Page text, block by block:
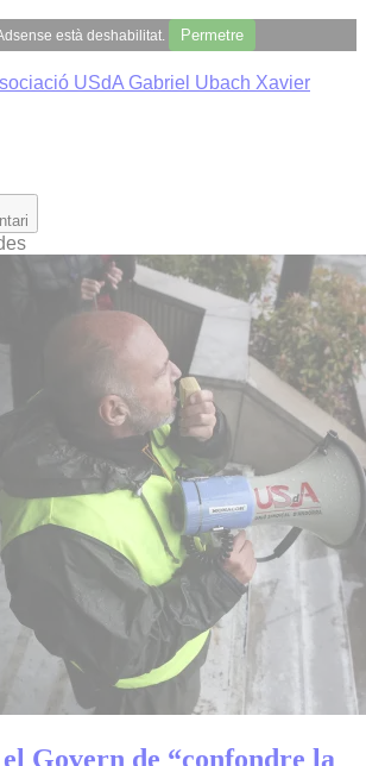
està deshabilitat. Permetre
USdA Gabriel Ubach Xavier
Govern de “confondre la